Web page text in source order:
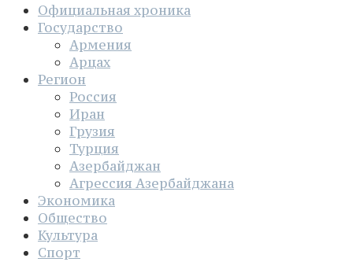
Официальная хроника
Государство
Армения
Арцах
Регион
Россия
Иран
Грузия
Турция
Азербайджан
Агрессия Азербайджана
Экономика
Общество
Культура
Спорт